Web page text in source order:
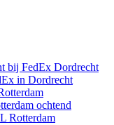
bij FedEx Dordrecht
in Dordrecht
ochtend
Rotterdam